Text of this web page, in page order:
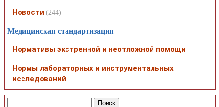
Новости (244)
Медицинская стандартизация
Нормативы экстренной и неотложной помощи
Нормы лабораторных и инструментальных
исследований